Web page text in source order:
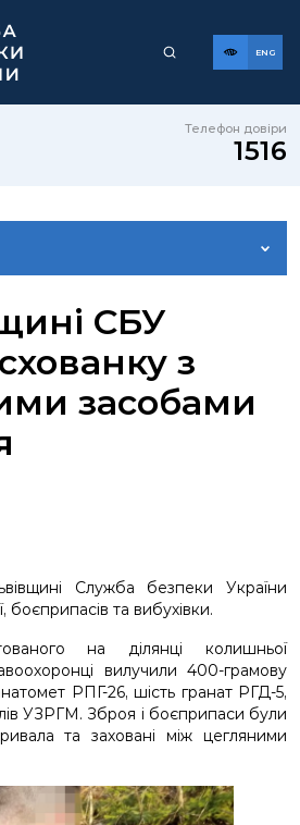
ENG
Телефон довіри
1516
СБУ
з
засобами
Служба безпеки України
боєприпасів та вибухівки.
на ділянці колишньої
вилучили 400-грамову
РПГ-26, шість гранат РГД-5,
УЗРГМ. Зброя і боєприпаси були
та заховані між цегляними